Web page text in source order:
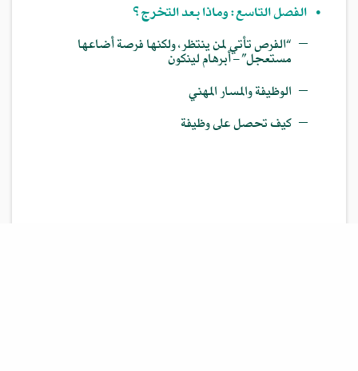
• الفصل التاسع: وماذا بعد التخرج؟
— “الفرص تأتي لمن ينتظر، ولكنها فرصة أضاعها
مستعجل” – أبرهام لينكون
— الوظيفة والمسار المهني
— كيف تحصل على وظيفة